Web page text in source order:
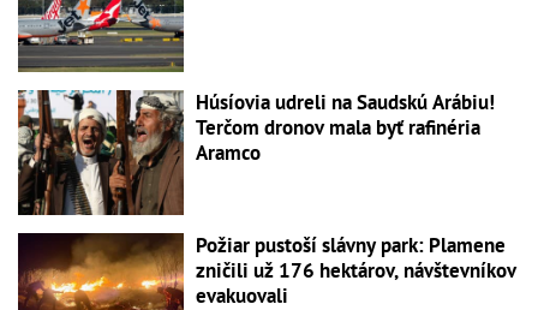
Húsíovia udreli na Saudskú Arábiu!
Terčom dronov mala byť rafinéria
Aramco
Požiar pustoší slávny park: Plamene
zničili už 176 hektárov, návštevníkov
evakuovali